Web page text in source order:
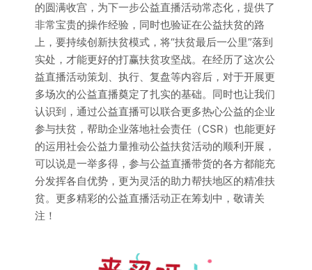
的圆满收宫，为下一步公益直播活动常态化，提供了
非常宝贵的操作经验，同时也验证在公益扶贫的路
上，要持续创新扶贫模式，将“扶贫最后一公里”落到
实处，才能更好的打赢扶贫攻坚战。在经历了这次公
益直播活动策划、执行、复盘等内容后，对于开展更
多场次的公益直播奠定了扎实的基础。同时也让我们
认识到，通过公益直播可以联合更多热心公益的企业
参与扶贫，帮助企业落地社会责任（CSR）也能更好
的运用社会公益力量推动公益扶贫活动的顺利开展，
可以说是一举多得，参与公益直播带货的各方都能充
分发挥各自优势，更为灵活的助力帮扶地区的精准扶
贫。更多精彩的公益直播活动正在筹划中，敬请关
注！